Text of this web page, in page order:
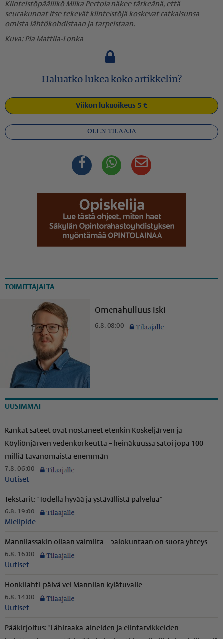
Kiinteistöpäällikö Miika Pertola näkee tärkeänä, että
seurakunnat itse tekevät kiinteistöjä koskevat ratkaisunsa
omista lähtökohdistaan ja tarpeistaan.
Pia Mattila-Lonka
Haluatko lukea koko artikkelin?
Viikon lukuoikeus 5 €
OLEN TILAAJA
FacebookWhatsappSähköposti
TOIMITTAJALTA
Omenahulluus iski
6.8. 08:00
UUSIMMAT
Rankat sateet ovat nostaneet etenkin Koskeljärven ja
Köyliönjärven vedenkorkeutta – heinäkuussa satoi jopa 100
milliä tavanomaista enemmän
7.8. 06:00
Uutiset
Tekstarit: "Todella hyvää ja ystävällistä palvelua"
6.8. 19:00
Mielipide
Mannilassakin ollaan valmiita – palokuntaan on suora yhteys
6.8. 16:00
Uutiset
Honkilahti-päivä vei Mannilan kylätuvalle
6.8. 14:00
Uutiset
Pääkirjoitus: "Lähiraaka-aineiden ja elintarvikkeiden